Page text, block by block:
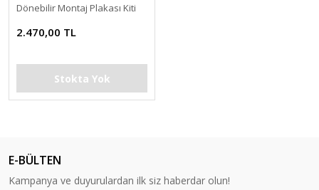
Dönebilir Montaj Plakası Kiti
2.470,00 TL
Stokta Yok
E-BÜLTEN
Kampanya ve duyurulardan ilk siz haberdar olun!